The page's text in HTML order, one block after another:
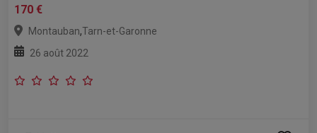
170 €
Montauban,Tarn-et-Garonne
26 août 2022